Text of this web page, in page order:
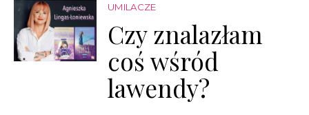
UMILACZE
Czy znalazłam
coś wśród
lawendy?